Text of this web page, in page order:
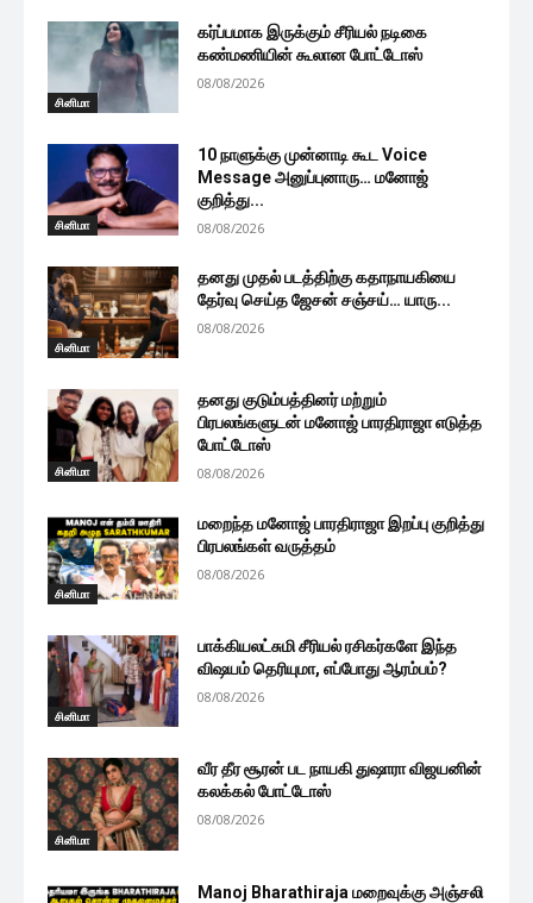
சினிமா
கர்ப்பமாக இருக்கும் சீரியல் நடிகை
கண்மணியின் கூலான போட்டோஸ்
08/08/2026
சினிமா
10 நாளுக்கு முன்னாடி கூட Voice
Message அனுப்புனாரு… மனோஜ்
குறித்து...
08/08/2026
சினிமா
தனது முதல் படத்திற்கு கதாநாயகியை
தேர்வு செய்த ஜேசன் சஞ்சய்… யாரு...
08/08/2026
சினிமா
தனது குடும்பத்தினர் மற்றும்
பிரபலங்களுடன் மனோஜ் பாரதிராஜா எடுத்த
போட்டோஸ்
08/08/2026
சினிமா
மறைந்த மனோஜ் பாரதிராஜா இறப்பு குறித்து
பிரபலங்கள் வருத்தம்
08/08/2026
சினிமா
பாக்கியலட்சுமி சீரியல் ரசிகர்களே இந்த
விஷயம் தெரியுமா, எப்போது ஆரம்பம்?
08/08/2026
சினிமா
வீர தீர சூரன் பட நாயகி துஷாரா விஜயனின்
கலக்கல் போட்டோஸ்
08/08/2026
Manoj Bharathiraja மறைவுக்கு அஞ்சலி